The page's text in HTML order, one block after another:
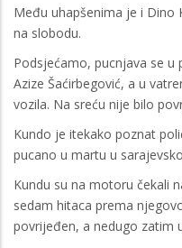
Među uhapšenima je i Dino
na slobodu.
Podsjećamo, pucnjava se u
Azize Šaćirbegović, a u
vozila. Na sreću nije bilo
Kundo je itekako poznat
pucano u martu u
Kundu su na motoru čekali
sedam hitaca prema
povrijeđen, a nedugo zatim